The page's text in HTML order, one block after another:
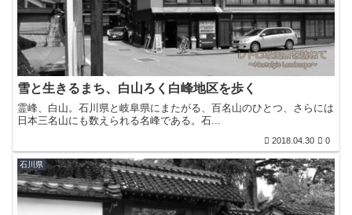
雪と生きるまち、白山ろく白峰地区を歩く
霊峰、白山。石川県と岐阜県にまたがる、百名山のひとつ、さらには
日本三名山にも数えられる名峰である。石...
2018.04.30 0
石川県